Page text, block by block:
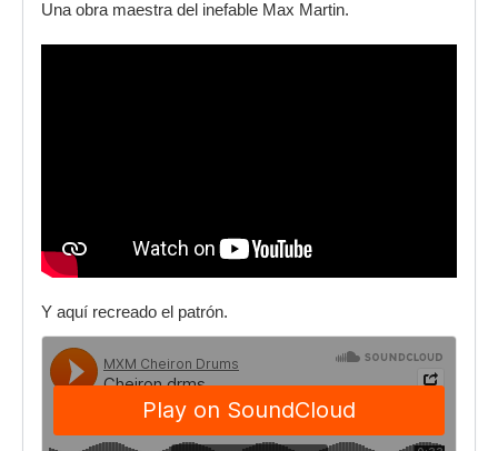
Una obra maestra del inefable Max Martin.
Y aquí recreado el patrón.